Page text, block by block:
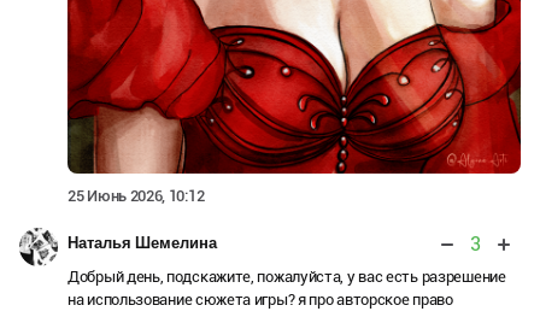
25 Июнь 2026, 10:12
Наталья Шемелина 3
Добрый день, подскажите, пожалуйста, у вас есть разрешение
на использование сюжета игры? я про авторское право